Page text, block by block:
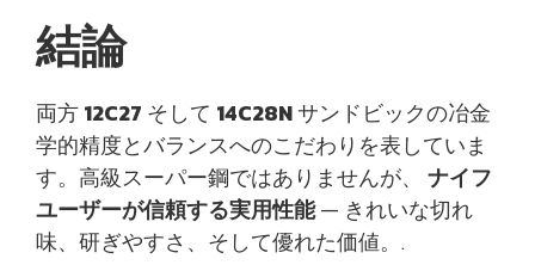
結論
両方12C27 そして 14C28Nサンドビックの冶金
学的精度とバランスへのこだわりを表していま
す。高級スーパー鋼ではありませんが、 ナイフ
ユーザーが信頼する実用性能— きれいな切れ
味、研ぎやすさ、そして優れた価値。.